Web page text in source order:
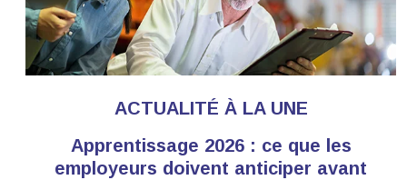
ACTUALITÉ À LA UNE
Apprentissage 2026 : ce que les
employeurs doivent anticiper avant